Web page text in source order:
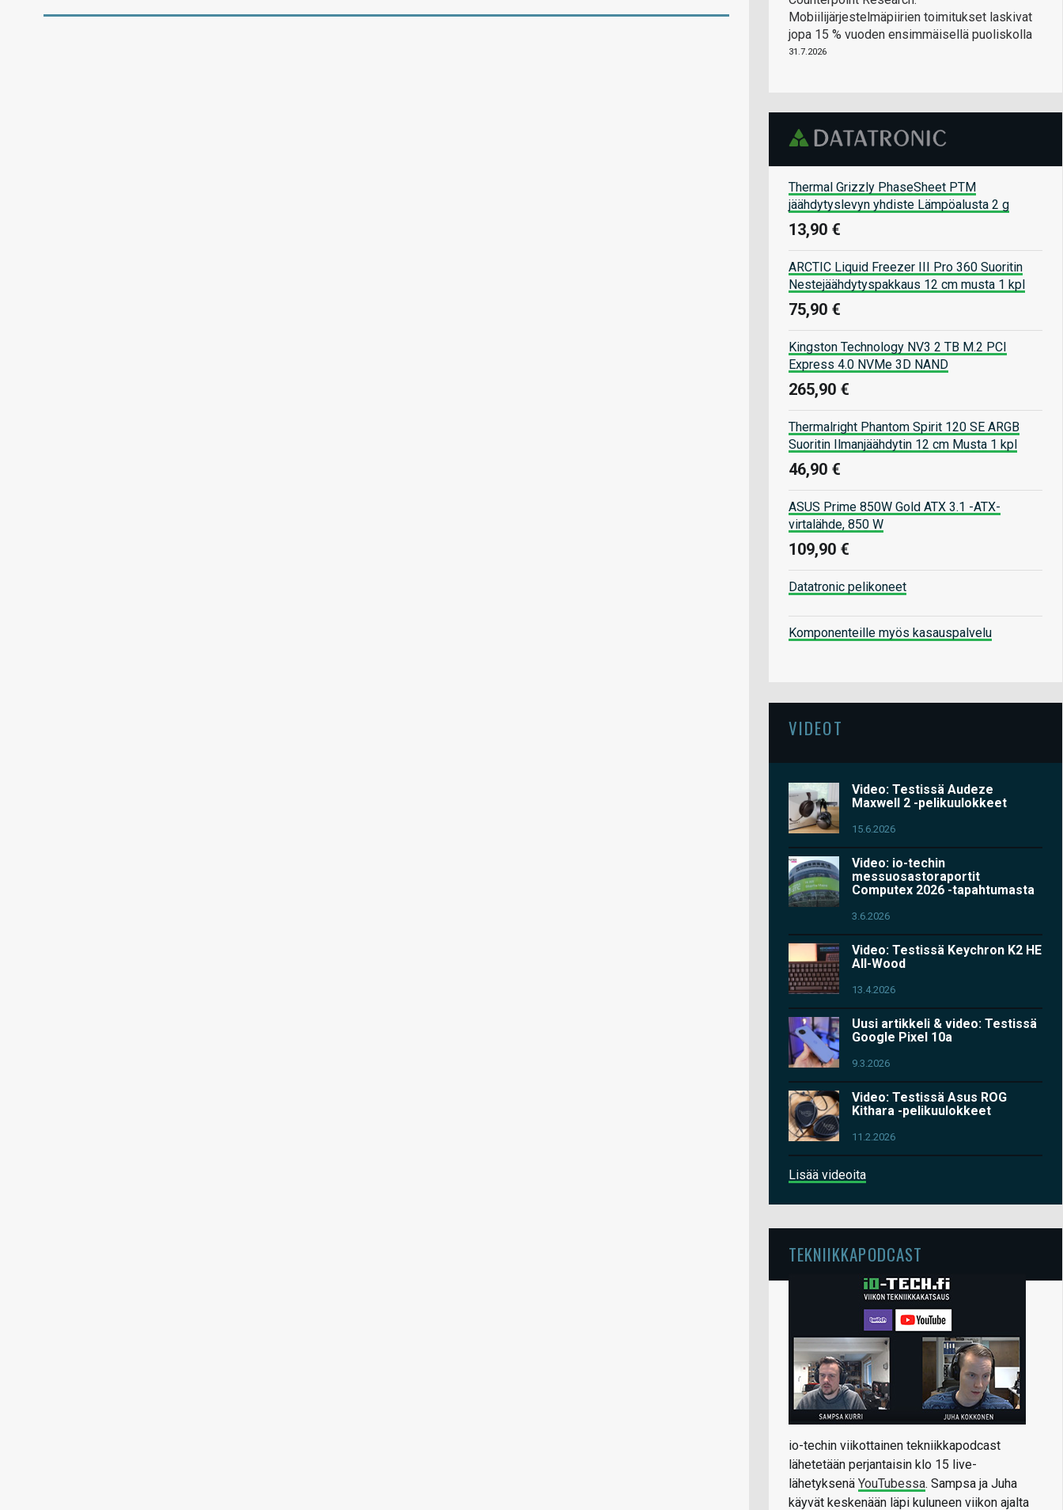
Mobiilijärjestelmäpiirien toimitukset laskivat
jopa 15 % vuoden ensimmäisellä puoliskolla
31.7.2026
Thermal Grizzly PhaseSheet PTM
jäähdytyslevyn yhdiste Lämpöalusta 2 g
13,90 €
ARCTIC Liquid Freezer III Pro 360 Suoritin
Nestejäähdytyspakkaus 12 cm musta 1 kpl
75,90 €
Kingston Technology NV3 2 TB M.2 PCI
Express 4.0 NVMe 3D NAND
265,90 €
Thermalright Phantom Spirit 120 SE ARGB
Suoritin Ilmanjäähdytin 12 cm Musta 1 kpl
46,90 €
ASUS Prime 850W Gold ATX 3.1 -ATX-
virtalähde, 850 W
109,90 €
Datatronic pelikoneet
Komponenteille myös kasauspalvelu
VIDEOT
Video: Testissä Audeze
Maxwell 2 -pelikuulokkeet
15.6.2026
Video: io-techin
messuosastoraportit
Computex 2026 -tapahtumasta
3.6.2026
Video: Testissä Keychron K2 HE
All-Wood
13.4.2026
Uusi artikkeli & video: Testissä
Google Pixel 10a
9.3.2026
Video: Testissä Asus ROG
Kithara -pelikuulokkeet
11.2.2026
Lisää videoita
TEKNIIKKAPODCAST
io-techin viikottainen tekniikkapodcast
lähetetään perjantaisin klo 15 live-
lähetyksenä YouTubessa. Sampsa ja Juha
käyvät keskenään läpi kuluneen viikon ajalta